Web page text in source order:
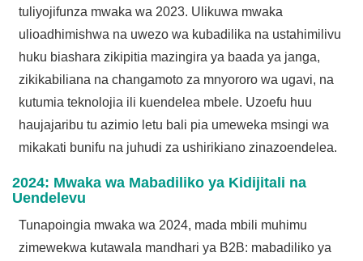
tuliyojifunza mwaka wa 2023. Ulikuwa mwaka
ulioadhimishwa na uwezo wa kubadilika na ustahimilivu
huku biashara zikipitia mazingira ya baada ya janga,
zikikabiliana na changamoto za mnyororo wa ugavi, na
kutumia teknolojia ili kuendelea mbele. Uzoefu huu
haujajaribu tu azimio letu bali pia umeweka msingi wa
mikakati bunifu na juhudi za ushirikiano zinazoendelea.
2024: Mwaka wa Mabadiliko ya Kidijitali na
Uendelevu
Tunapoingia mwaka wa 2024, mada mbili muhimu
zimewekwa kutawala mandhari ya B2B: mabadiliko ya